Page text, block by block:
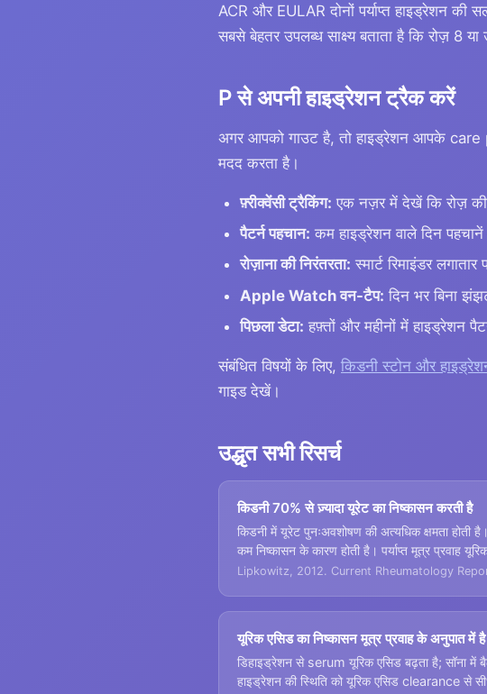
ACR और EULAR दोनों पर्याप्त हाइड्रेशन की
सबसे बेहतर उपलब्ध साक्ष्य बताता है कि रोज़ 8
P से अपनी हाइड्रेशन ट्रैक करें
अगर आपको गाउट है, तो हाइड्रेशन आपके care
मदद करता है।
फ़्रीक्वेंसी ट्रैकिंग: एक नज़र में देखें कि रोज़ की
पैटर्न पहचान: कम हाइड्रेशन वाले दिन
रोज़ाना की निरंतरता: स्मार्ट रिमाइंडर
Apple Watch वन-टैप: दिन भर बिना
पिछला डेटा: हफ़्तों और महीनों में हाइड्रेशन
संबंधित विषयों के लिए, किडनी स्टोन और
गाइड देखें।
उद्धृत सभी रिसर्च
किडनी 70% से ज़्यादा यूरेट का निष्कासन करती है
किडनी में यूरेट पुनःअवशोषण की अत्यधिक क्षमता
कम निष्कासन के कारण होती है। पर्याप्त मूत्र प्रवाह
Lipkowitz, 2012. Current Rheumatology
यूरिक एसिड का निष्कासन मूत्र प्रवाह के अनुपात में है
डिहाइड्रेशन से serum यूरिक एसिड बढ़ता है; सॉना
हाइड्रेशन की स्थिति को यूरिक एसिड clearance से